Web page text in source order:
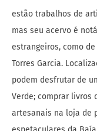
estão trabalhos de
mas seu acervo é
estrangeiros, como
Torres Garcia.
podem desfrutar de
Verde; comprar livros
artesanais na loja de